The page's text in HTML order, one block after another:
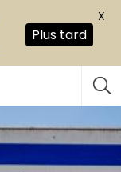
Plus tard
X